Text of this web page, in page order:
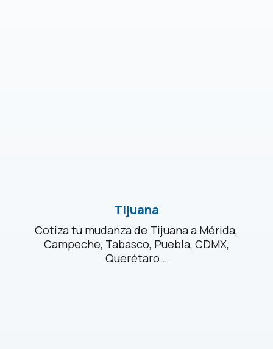
Tijuana
Cotiza tu mudanza de Tijuana a Mérida,
Campeche, Tabasco, Puebla, CDMX,
Querétaro…